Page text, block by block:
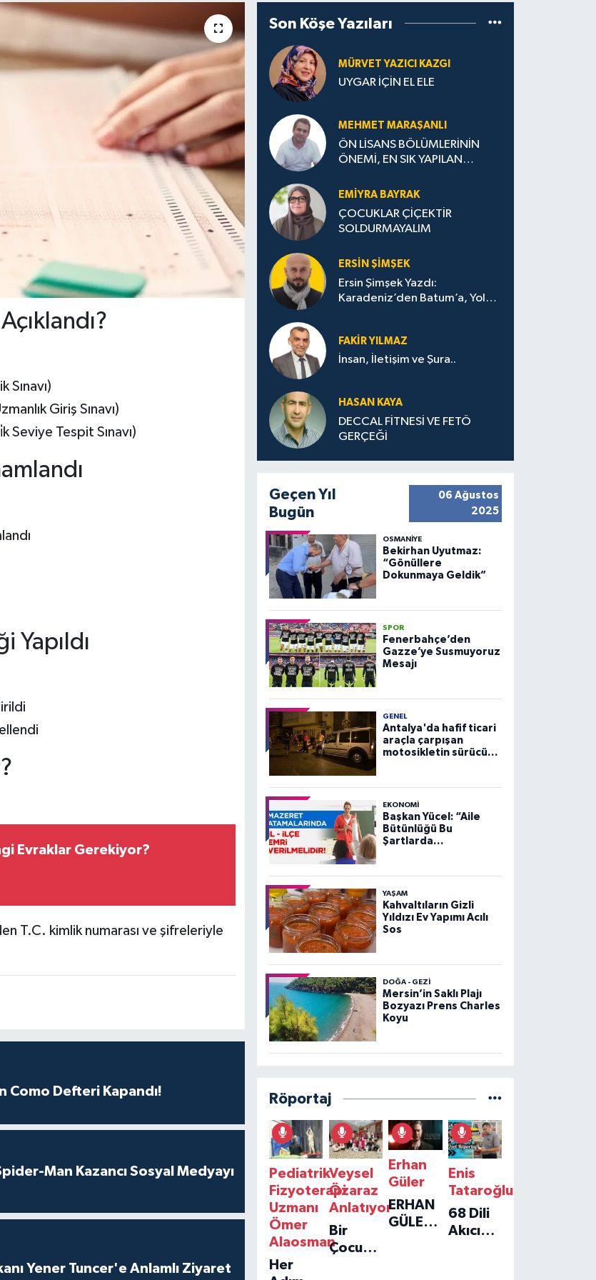
Giriş Sınavı)
Tespit Sınavı)
Yapıldı
Evraklar Gerekiyor?
T.C. kimlik numarası ve şifreleriyle
Como Defteri Kapandı!
Man Kazancı Sosyal Medyayı
Yener Tuncer'e Anlamlı Ziyaret
Son Köşe Yazıları
MÜRVET YAZICI KAZGI
UYGAR İÇİN EL ELE
MEHMET MARAŞANLI
ÖN LİSANS BÖLÜMLERİNİN
ÖNEMİ, EN SIK YAPILAN
STRATEJİLERİ
EMIYRA BAYRAK
ÇOCUKLAR ÇİÇEKTİR
SOLDURMAYALIM
ERSIN ŞIMŞEK
Ersin Şimşek Yazdı:
Karadeniz’den Batum’a, Yolun
FAKIR YILMAZ
İnsan, İletişim ve Şura..
HASAN KAYA
DECCAL FİTNESİ VE FETÖ
GERÇEĞİ
Geçen Yıl
Bugün
06 Ağustos
2025
OSMANIYE
Bekirhan Uyutmaz:
“Gönüllere
Dokunmaya Geldik”
SPOR
Fenerbahçe’den
Gazze’ye Susmuyoruz
Mesajı
GENEL
Antalya'da hafif ticari
araçla çarpışan
motosikletin sürücüsü
EKONOMI
Başkan Yücel: “Aile
Bütünlüğü Bu
Şartlarda
YAŞAM
Kahvaltıların Gizli
Yıldızı Ev Yapımı Acılı
Sos
DOĞA - GEZI
Mersin’in Saklı Plajı
Bozyazı Prens Charles
Koyu
Röportaj
Pediatrik
Fizyoterapi
Uzmanı
Ömer
Alaosman
Her
Veysel
Özaraz
Anlatıyor
Bir
Çocuğun
Erhan
Güler
ERHAN
GÜLER'IN
Enis
Tataroğlu
68 Dili
Akıcı